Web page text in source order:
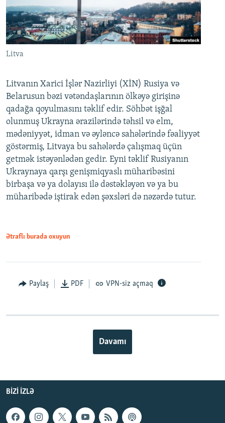
Litva
Litvanın Xarici İşlər Nazirliyi (XİN) Rusiya və
Belarusun bəzi vətəndaşlarının ölkəyə girişinə
qadağa qoyulmasını təklif edir. Söhbət işğal
olunmuş Ukrayna ərazilərində təhsil və elm,
mədəniyyət, idman və əyləncə sahələrində fəaliyyət
göstərmiş, Litvaya bu sahələrdə çalışmaq üçün
getmək istəyənlədən gedir. Eyni təklif Rusiyanın
Ukraynaya qarşı genişmiqyaslı müharibəsini
birbaşa və ya dolayısı ilə dəstəkləyən və ya bu
müharibədə iştirak edən şəxsləri də nəzərdə tutur.
Ətraflı burada oxuyun
Paylaş PDF VPN-siz açmaq
Davamı
BIZI IZLƏ